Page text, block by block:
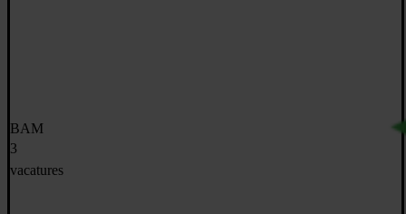
BAM
3
vacatures